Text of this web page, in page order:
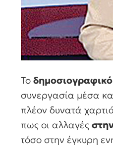
Το δημοσιογραφικό
συνεργασία μέσα
πλέον δυνατά
πως οι αλλαγές
τόσο στην έγκυρη